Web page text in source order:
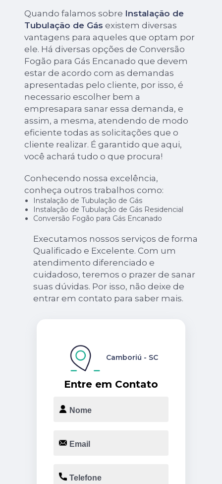
Quando falamos sobre Instalação de
Tubulação de Gás existem diversas
vantagens para aqueles que optam por
ele. Há diversas opções de Conversão
Fogão para Gás Encanado que devem
estar de acordo com as demandas
apresentadas pelo cliente, por isso, é
necessario escolher bem a
empresapara sanar essa demanda, e
assim, a mesma, atendendo de modo
eficiente todas as solicitações que o
cliente realizar. É garantido que aqui,
você achará tudo o que procura!
Conhecendo nossa excelência,
conheça outros trabalhos como:
Instalação de Tubulação de Gás
Instalação de Tubulação de Gás Residencial
Conversão Fogão para Gás Encanado
Executamos nossos serviços de forma
Qualificado e Excelente. Com um
atendimento diferenciado e
cuidadoso, teremos o prazer de sanar
suas dúvidas. Por isso, não deixe de
entrar em contato para saber mais.
Entre em Contato
Camboriú - SC